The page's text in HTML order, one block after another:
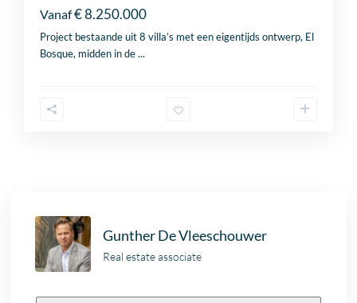
Vanaf€ 8.250.000
Project bestaande uit 8 villa’s met een eigentijds ontwerp, El
Bosque, midden in de...
Gunther De Vleeschouwer
Real estate associate